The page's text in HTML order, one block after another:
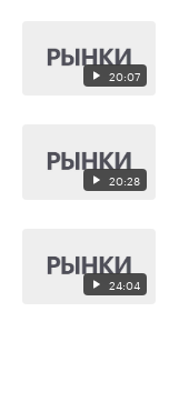
20:07
20:28
24:04